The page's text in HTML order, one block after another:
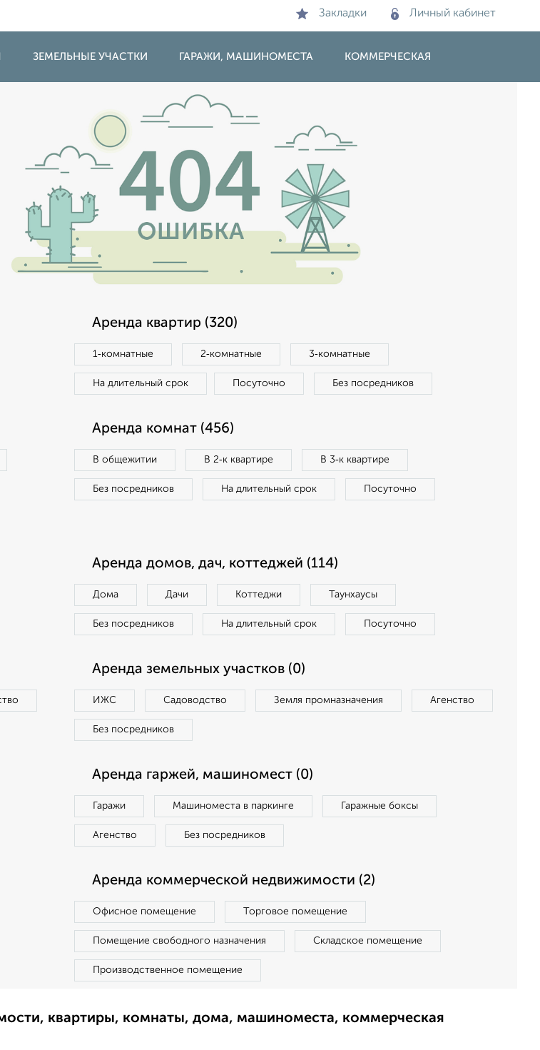
Закладки Личный кабинет
ЗЕМЕЛЬНЫЕ УЧАСТКИ ГАРАЖИ, МАШИНОМЕСТА КОММЕРЧЕСКАЯ
Аренда квартир (320)
1‑комнатные 2‑комнатные 3‑комнатные
На длительный срок Посуточно Без посредников
Аренда комнат (456)
В общежитии В 2‑к квартире В 3‑к квартире
Без посредников На длительный срок Посуточно
Аренда домов, дач, коттеджей (114)
Дома Дачи Коттеджи Таунхаусы
Без посредников На длительный срок Посуточно
Аренда земельных участков (0)
ИЖС Садоводство Земля промназначения Агенство
Без посредников
Аренда гаржей, машиномест (0)
Гаражи Машиноместа в паркинге Гаражные боксы
Агенство Без посредников
Аренда коммерческой недвижимости (2)
Офисное помещение Торговое помещение
Помещение свободного назначения Складское помещение
Производственное помещение
квартиры, комнаты, дома, машиноместа, коммерческая